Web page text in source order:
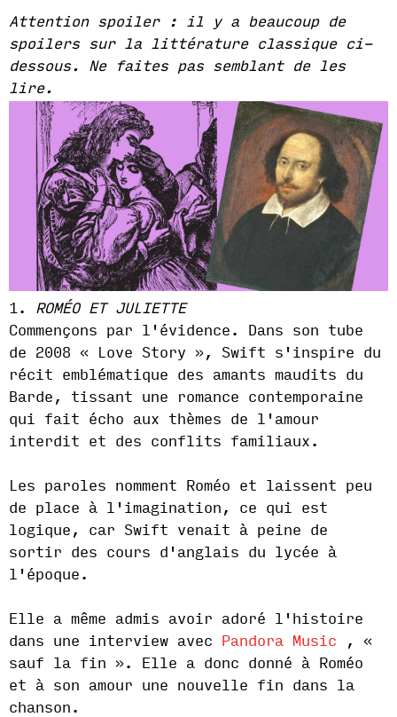
Attention spoiler : il y a beaucoup de
spoilers sur la littérature classique ci-
dessous. Ne faites pas semblant de les
lire.
1. ROMÉO ET JULIETTE
Commençons par l'évidence. Dans son tube
de 2008 « Love Story », Swift s'inspire du
récit emblématique des amants maudits du
Barde, tissant une romance contemporaine
qui fait écho aux thèmes de l'amour
interdit et des conflits familiaux.
Les paroles nomment Roméo et laissent peu
de place à l'imagination, ce qui est
logique, car Swift venait à peine de
sortir des cours d'anglais du lycée à
l'époque.
Elle a même admis avoir adoré l'histoire
dans une interview avec
Pandora Music , «
sauf la fin ». Elle a donc donné à Roméo
et à son amour une nouvelle fin dans la
chanson.